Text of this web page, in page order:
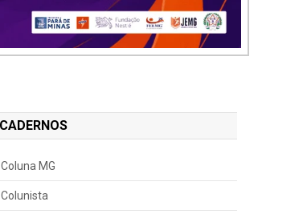
CADERNOS
Coluna MG
Colunista